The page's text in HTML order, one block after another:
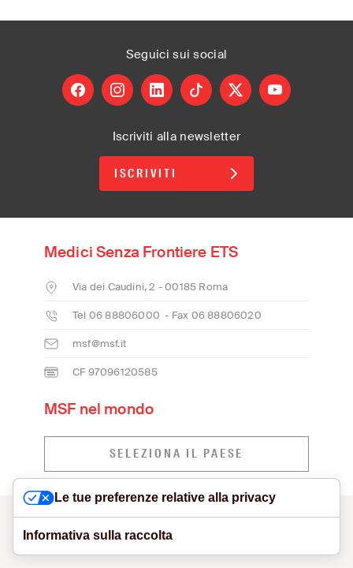
Seguici sui social
facebookinstagramlinkedintiktok X youtube
Iscriviti alla newsletter
ISCRIVITI
Medici Senza Frontiere ETS
Via dei Caudini, 2 - 00185 Roma
Tel 06 88806000 - Fax 06 88806020
msf@msf.it
CF 97096120585
MSF nel mondo
SELEZIONA IL PAESE
CONTATTI
MODELLO ORGANIZZATIVO E SEGNALAZIONI
VISUAL IDENTITY
PRIVACY POLICY
Le tue preferenze relative alla privacy
Informativa sulla raccolta